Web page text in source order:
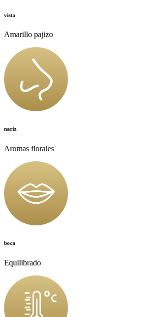
vista
Amarillo pajizo
nariz
Aromas florales
boca
Equilibrado